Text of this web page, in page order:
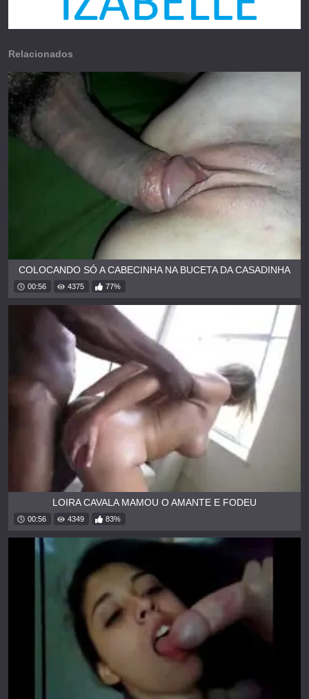
Relacionados
COLOCANDO SÓ A CABECINHA NA BUCETA DA CASADINHA
00:56 4375 77%
LOIRA CAVALA MAMOU O AMANTE E FODEU
00:56 4349 83%